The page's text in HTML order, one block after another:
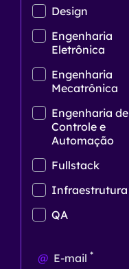
Design
Engenharia
Eletrônica
Engenharia
Mecatrônica
Engenharia de
Controle e
Automação
Fullstack
Infraestrutura
QA
@ E-mail *